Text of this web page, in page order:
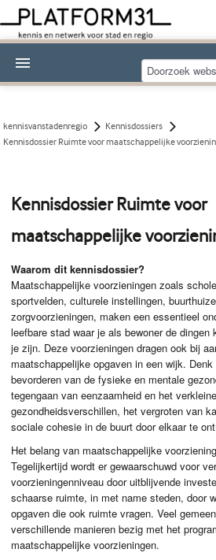
Kennisdossiers
kennisvanstadenregio
Kennisdossiers
Kennisdossier Ruimte voor maatschappelijke
Kennisdossier Ruimte voor
maatschappelijke
Waarom dit kennisdossier?
Maatschappelijke voorzieningen zoals
sportvelden, culturele instellingen,
zorgvoorzieningen, maken een essentieel
leefbare stad waar je als bewoner de
je zijn. Deze voorzieningen dragen ook bij
maatschappelijke opgaven in een wijk.
bevorderen van de fysieke en mentale
tegengaan van eenzaamheid en het
gezondheidsverschillen, het vergroten van
sociale cohesie in de buurt door elkaar te
Het belang van maatschappelijke
Tegelijkertijd wordt er gewaarschuwd voor
voorzieningenniveau door uitblijvende
schaarse ruimte, in met name steden, door
opgaven die ook ruimte vragen. Veel
verschillende manieren bezig met het
maatschappelijke voorzieningen.